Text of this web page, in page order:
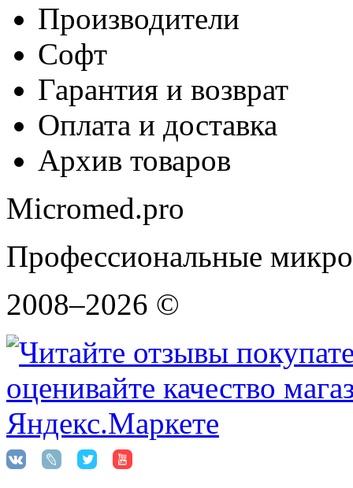
Производители
Софт
Гарантия и возврат
Оплата и доставка
Архив товаров
Micromed.pro
Профессиональные
2008–2026 ©